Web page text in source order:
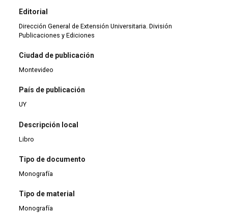
Editorial
Dirección General de Extensión Universitaria. División
Publicaciones y Ediciones
Ciudad de publicación
Montevideo
País de publicación
UY
Descripción local
Libro
Tipo de documento
Monografía
Tipo de material
Monografía